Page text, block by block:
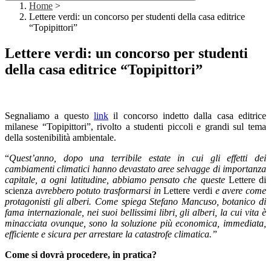
Home >
Lettere verdi: un concorso per studenti della casa editrice
“Topipittori”
Lettere verdi: un concorso per studenti
della casa editrice “Topipittori”
Segnaliamo a questo link il concorso indetto dalla casa editrice
milanese “Topipittori”, rivolto a studenti piccoli e grandi sul tema
della sostenibilità ambientale.
“Quest’anno, dopo una terribile estate in cui gli effetti dei
cambiamenti climatici hanno devastato aree selvagge di importanza
capitale, a ogni latitudine, abbiamo pensato che queste Lettere di
scienza avrebbero potuto trasformarsi inLettere verdi e avere come
protagonisti gli alberi. Come spiega Stefano Mancuso, botanico di
fama internazionale, nei suoi bellissimi libri, gli alberi, la cui vita è
minacciata ovunque, sono la soluzione più economica, immediata,
efficiente e sicura per arrestare la catastrofe climatica.”
Come si dovrà procedere, in pratica?